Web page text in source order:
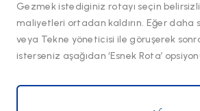
Gezmek istediginiz rotayı seçin
maliyetleri ortadan kaldırın. Eğer daha
veya Tekne yöneticisi ile göruşerek
isterseniz aşağıdan ‘Esnek Rota’